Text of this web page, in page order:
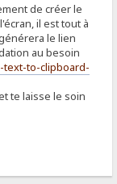
de créer le
il est tout à
le lien
au besoin
to-clipboard-
te laisse le soin